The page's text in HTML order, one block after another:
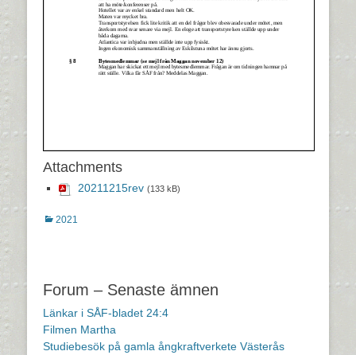
Attachments
20211215rev (133 kB)
Kategorier
2021
Forum – Senaste ämnen
Länkar i SÅF-bladet 24:4
Filmen Martha
Studiebesök på gamla ångkraftverkete Västerås